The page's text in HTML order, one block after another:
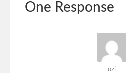
One Response
ozi